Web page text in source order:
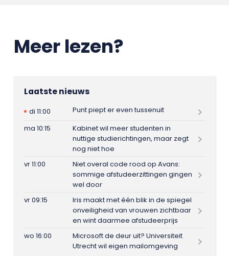
Meer lezen?
Laatste nieuws
di 11:00
Punt piept er even tussenuit
ma 10:15
Kabinet wil meer studenten in
nuttige studierichtingen, maar zegt
nog niet hoe
vr 11:00
Niet overal code rood op Avans:
sommige afstudeerzittingen gingen
wel door
vr 09:15
Iris maakt met één blik in de spiegel
onveiligheid van vrouwen zichtbaar
en wint daarmee afstudeerprijs
wo 16:00
Microsoft de deur uit? Universiteit
Utrecht wil eigen mailomgeving